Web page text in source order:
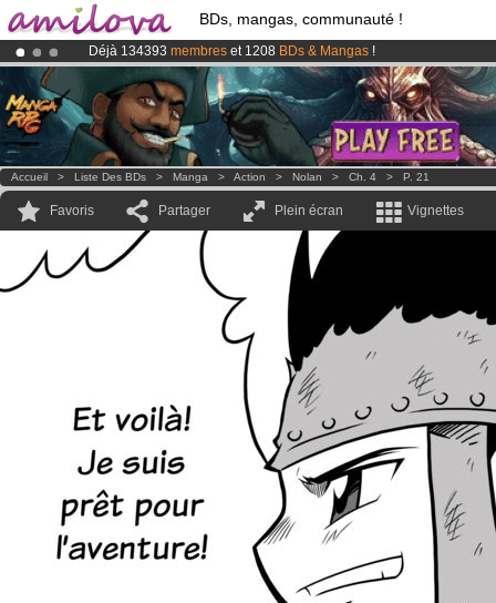
BDs, mangas, communauté !
Déjà 134393 membres et 1208 BDs & Mangas !
Abonnement premium: à partir de3.95 eurospar mois !Clique ici
LeKickstarter Amilova est désormais lancé
Accueil > Liste Des BDs > Manga > Action > Nolan > Ch. 4 > P. 21
Favoris Partager Plein écran Vignettes